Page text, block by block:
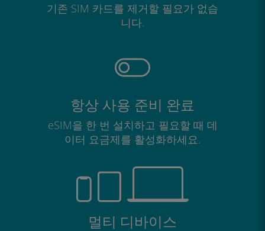
기존 SIM 카드를 제거할 필요가 없습
니다.
항상 사용 준비 완료
eSIM을 한 번 설치하고 필요할 때 데
이터 요금제를 활성화하세요.
멀티 디바이스